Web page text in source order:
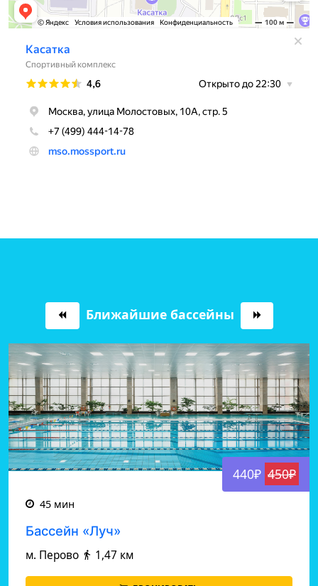
Ближайшие бассейны
440₽ 450₽
45 мин
Бассейн «Луч»
м. Перово 1,47 км